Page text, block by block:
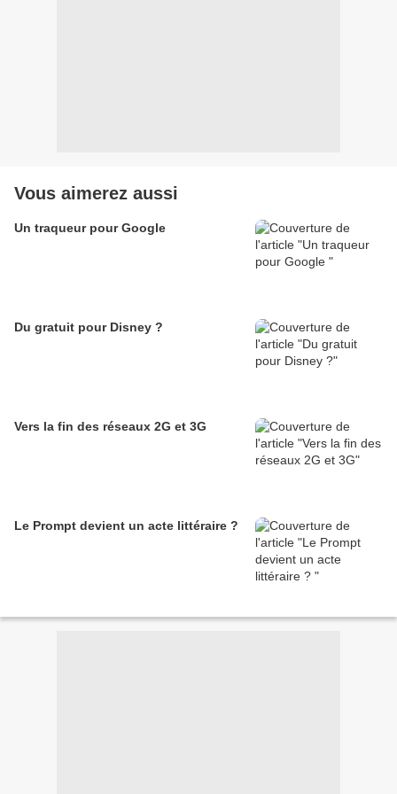
Vous aimerez aussi
Un traqueur pour Google
Du gratuit pour Disney ?
Vers la fin des réseaux 2G et 3G
Le Prompt devient un acte littéraire ?